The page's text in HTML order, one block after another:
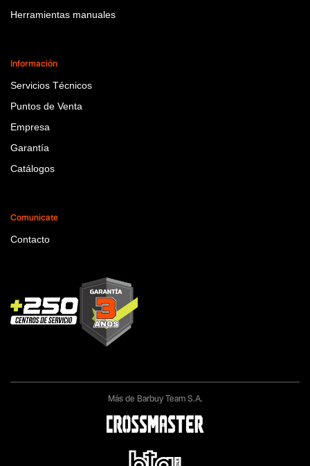
Herramientas manuales
Información
Servicios Técnicos
Puntos de Venta
Empresa
Garantía
Catálogos
Comunicate
Contacto
Más de Barbuy Team S.A.